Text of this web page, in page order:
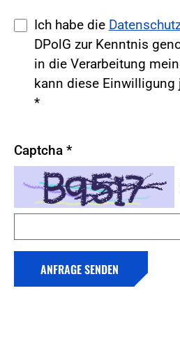
Ich habe die
DPolG zur Kenntnis
in die Verarbeitung
kann diese Einwilligung
*
Captcha *
ANFRAGE SENDEN